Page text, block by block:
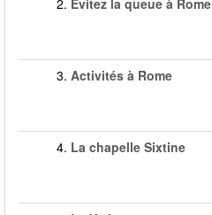
2. Évitez la queue à Rome
3. Activités à Rome
4. La chapelle Sixtine